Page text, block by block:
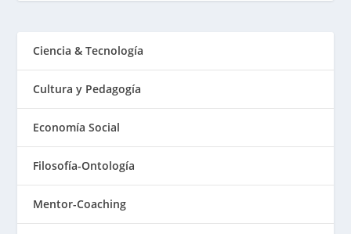
Ciencia & Tecnología
Cultura y Pedagogía
Economía Social
Filosofía-Ontología
Mentor-Coaching